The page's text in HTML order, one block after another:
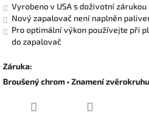
Vyrobeno v USA s doživotní
Nový zapalovač není naplněn
Pro optimální výkon používejte při
do zapalovač
Záruka:
Broušený chrom • Znamení zvěrokruhu